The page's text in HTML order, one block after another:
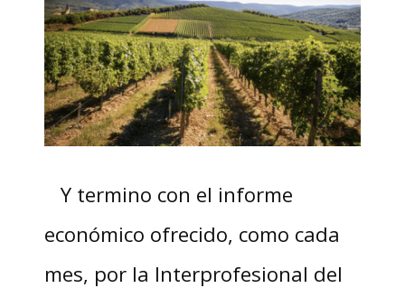
Y termino con el informe
económico ofrecido, como cada
mes, por la Interprofesional del